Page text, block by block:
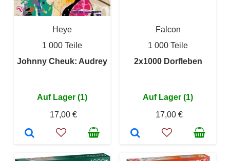
Heye
1 000 Teile
Johnny Cheuk: Audrey
Auf Lager (1)
17,00 €
Falcon
1 000 Teile
2x1000 Dorfleben
Auf Lager (1)
17,00 €